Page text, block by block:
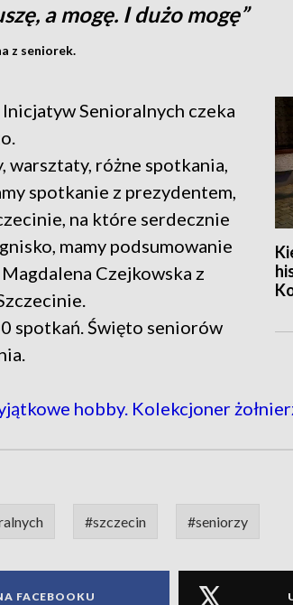
a mogę. I dużo mogę”
z seniorek.
Senioralnych czeka
warsztaty, różne spotkania,
spotkanie z prezydentem,
na które serdecznie
mamy podsumowanie
Czejkowska z
spotkań. Święto seniorów
hobby. Kolekcjoner
#szczecin #seniorzy
FACEBOOKU